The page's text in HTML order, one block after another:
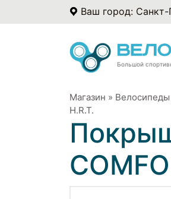
Ваш город: Санкт-
Большой
Магазин » Велосипеды
H.R.T.